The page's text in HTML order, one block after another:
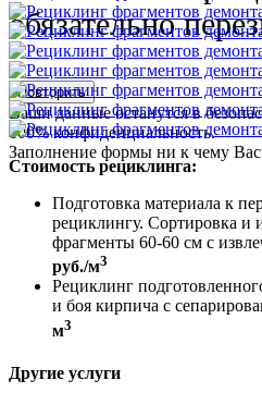
обязательно
Повторить
Ваши данные останутся в
100% конфиденциальность.
Заполнение формы ни к чему Вас
Стоимость рециклинга:
Подготовка материала к
рециклингу. Сортировка и
фрагменты 60-60 см с
руб./м3
Рециклинг
и боя кирпича с
м3
Другие услуги